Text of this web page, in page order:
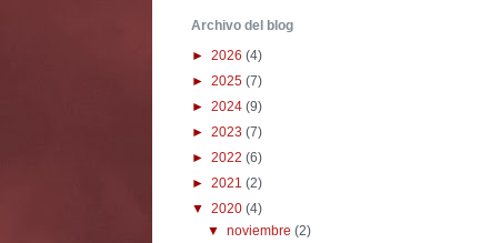
Archivo del blog
► 2026 (4)
► 2025 (7)
► 2024 (9)
► 2023 (7)
► 2022 (6)
► 2021 (2)
▼ 2020 (4)
▼noviembre(2)